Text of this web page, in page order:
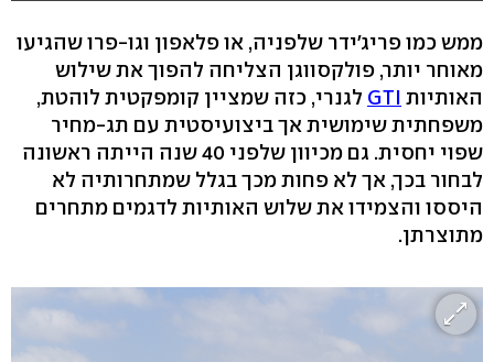
ממש כמו פריג'ידר שלפניה, או פלאפון וגו-פרו שהגיעו
מאוחר יותר, פולקסווגן הצליחה להפוך את שילוש
האותיות GTI לגנרי, כזה שמציין קומפקטית לוהטת,
משפחתית שימושית אך ביצועיסטית עם תג-מחיר
שפוי יחסית. גם מכיוון שלפני 40 שנה הייתה ראשונה
לבחור בכך, אך לא פחות מכך בגלל שמתחרותיה לא
היססו והצמידו את שלוש האותיות לדגמים מתחרים
מתוצרתן.